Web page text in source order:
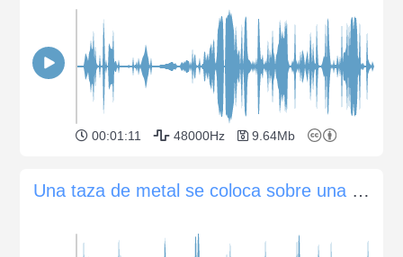
00:01:11 48000Hz 9.64Mb
Una taza de metal se coloca sobre una mesa de madera.